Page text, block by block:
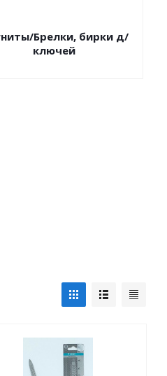
Брелки, бирки д/
ключей